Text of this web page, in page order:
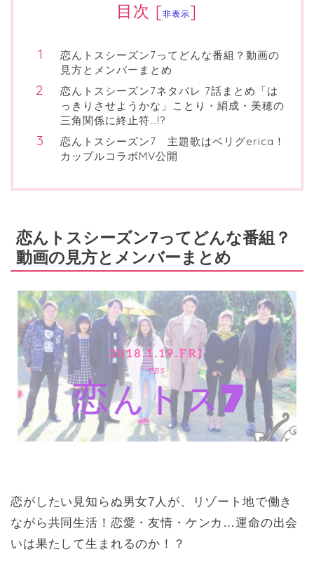
目次 [非表示]
恋んトスシーズン7ってどんな番組？動画の
見方とメンバーまとめ
恋んトスシーズン7ネタバレ 7話まとめ「は
っきりさせようかな」ことり・絹成・美穂の
三角関係に終止符…!?
恋んトスシーズン7 主題歌はベリグerica！
カップルコラボMV公開
恋んトスシーズン7ってどんな番組？
動画の見方とメンバーまとめ
恋がしたい見知らぬ男女7人が、リゾート地で働き
ながら共同生活！恋愛・友情・ケンカ…運命の出会
いは果たして生まれるのか！？